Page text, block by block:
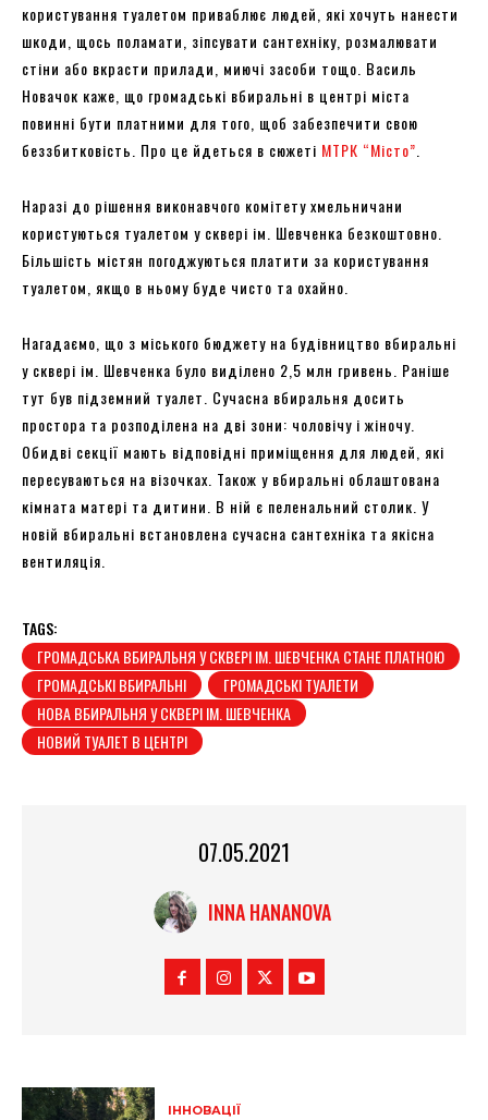
користування туалетом приваблює людей, які хочуть нанести
шкоди, щось поламати, зіпсувати сантехніку, розмалювати
стіни або вкрасти прилади, миючі засоби тощо. Василь
Новачок каже, що громадські вбиральні в центрі міста
повинні бути платними для того, щоб забезпечити свою
беззбитковість. Про це йдеться в сюжеті МТРК “Місто”
Наразі до рішення виконавчого комітету хмельничани
користуються туалетом у сквері ім. Шевченка безкоштовно.
Більшість містян погоджуються платити за користування
туалетом, якщо в ньому буде чисто та охайно.
Нагадаємо, що з міського бюджету на будівництво вбиральні
у сквері ім. Шевченка було виділено 2,5 млн гривень. Раніше
тут був підземний туалет. Сучасна вбиральня досить
простора та розподілена на дві зони: чоловічу і жіночу.
Обидві секції мають відповідні приміщення для людей, які
пересуваються на візочках. Також у вбиральні облаштована
кімната матері та дитини. В ній є пеленальний столик. У
новій вбиральні встановлена сучасна сантехніка та якісна
вентиляція.
TAGS:
ГРОМАДСЬКА ВБИРАЛЬНЯ У СКВЕРІ ІМ. ШЕВЧЕНКА СТАНЕ ПЛАТНОЮ
ГРОМАДСЬКІ ВБИРАЛЬНІ
ГРОМАДСЬКІ ТУАЛЕТИ
НОВА ВБИРАЛЬНЯ У СКВЕРІ ІМ. ШЕВЧЕНКА
НОВИЙ ТУАЛЕТ В ЦЕНТРІ
07.05.2021
INNA HANANOVA
ІННОВАЦІЇ